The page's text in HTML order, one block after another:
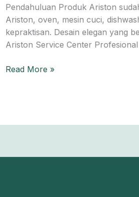
Pendahuluan Produk Ariston
Ariston, oven, mesin cuci,
kepraktisan. Desain elegan yang
Ariston Service Center
Tepat
untuk
Perawatan
dan
Berkualitas
Read More »